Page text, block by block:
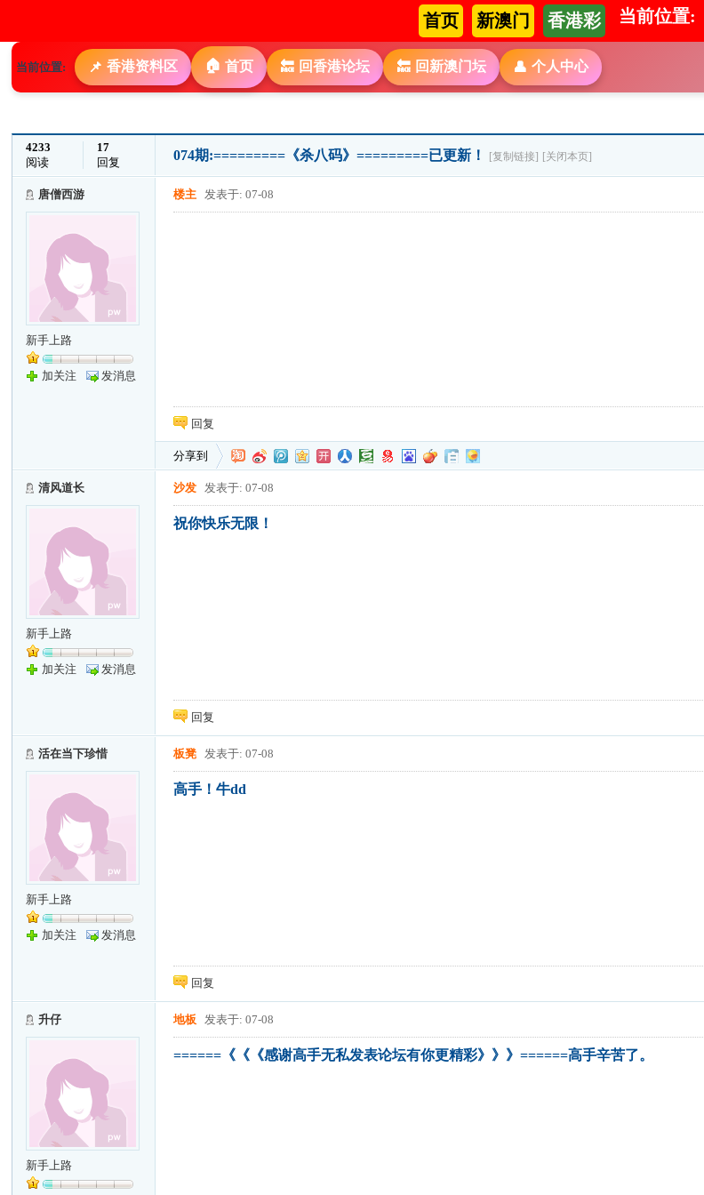
首页 新澳门 香港彩 当前位置:
当前位置: 📌 香港资料区 🏠 首页 🔙 回香港论坛 🔙 回新澳门坛 👤 个人中心
4233
阅读
17
回复
074期:=========《杀八码》=========已更新！ [复制链接] [关闭本页]
唐僧西游
新手上路
加关注 发消息
楼主 发表于: 07-08
回复
分享到
清风道长
新手上路
加关注 发消息
沙发 发表于: 07-08
祝你快乐无限！
回复
活在当下珍惜
新手上路
加关注 发消息
板凳 发表于: 07-08
高手！牛dd
回复
升仔
新手上路
地板 发表于: 07-08
======《《《感谢高手无私发表论坛有你更精彩》》》======高手辛苦了。